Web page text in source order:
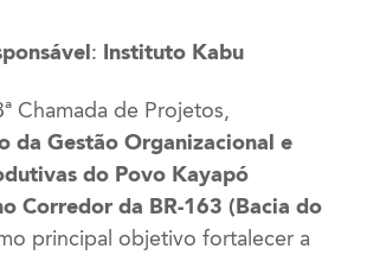
: Instituto Kabu
Chamada de Projetos,
da Gestão Organizacional e
do Povo Kayapó
Corredor da BR-163 (Bacia do
principal objetivo fortalecer a